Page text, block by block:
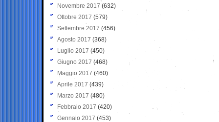
Novembre 2017 (632)
Ottobre 2017 (579)
Settembre 2017 (456)
Agosto 2017 (368)
Luglio 2017 (450)
Giugno 2017 (468)
Maggio 2017 (460)
Aprile 2017 (439)
Marzo 2017 (480)
Febbraio 2017 (420)
Gennaio 2017 (453)